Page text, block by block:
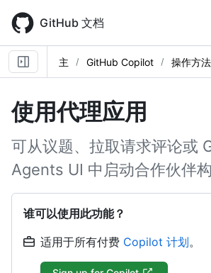
main
content
GitHub 文档
主 GitHub Copilot 操作方法
使用代理应用
可从议题、拉取请求评论或
Agents UI 中启动合作伙伴构
谁可以使用此功能？
适用于所有付费 Copilot 计划。